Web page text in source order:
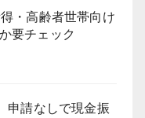
・高齢者世帯向け
要チェック
申請なしで現金振